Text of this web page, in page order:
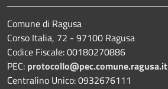
Comune di Ragusa
Corso Italia, 72 - 97100 Ragusa
Codice Fiscale: 00180270886
PEC: protocollo@pec.comune.ragusa.it
Centralino Unico: 0932676111